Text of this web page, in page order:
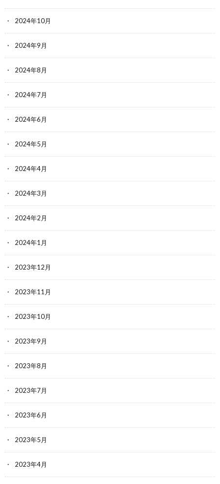
2024年10月
2024年9月
2024年8月
2024年7月
2024年6月
2024年5月
2024年4月
2024年3月
2024年2月
2024年1月
2023年12月
2023年11月
2023年10月
2023年9月
2023年8月
2023年7月
2023年6月
2023年5月
2023年4月